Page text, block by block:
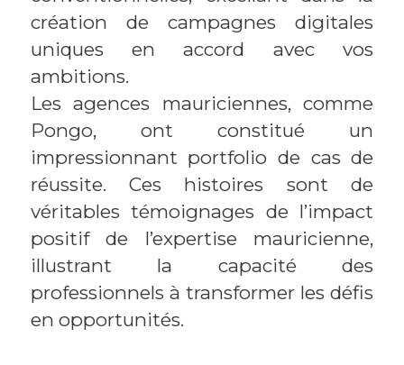
création de campagnes digitales
uniques en accord avec vos
ambitions.
Les agences mauriciennes, comme
Pongo, ont constitué un
impressionnant portfolio de cas de
réussite. Ces histoires sont de
véritables témoignages de l’impact
positif de l’expertise mauricienne,
illustrant la capacité des
professionnels à transformer les défis
en opportunités.